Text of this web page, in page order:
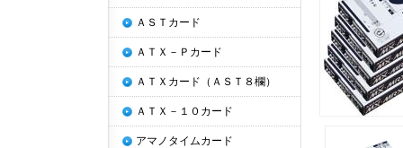
ＡＳＴカード
ＡＴＸ－Ｐカード
ＡＴＸカード（ＡＳＴ８欄）
ＡＴＸ－１０カード
アマノタイムカード